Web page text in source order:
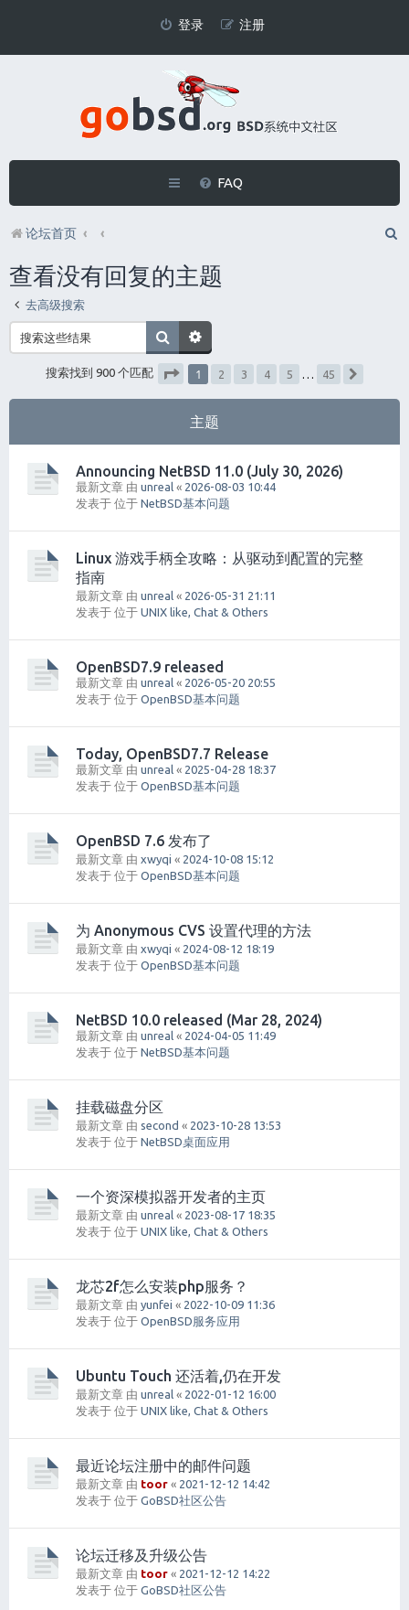
登录 注册
FAQ
论坛首页
查看没有回复的主题
去高级搜索
搜索找到 900 个匹配
1 2 3 4 5
45
主题
Announcing NetBSD 11.0 (July 30, 2026)
最新文章 由 unreal « 2026-08-03 10:44
发表于 位于 NetBSD基本问题
Linux 游戏手柄全攻略：从驱动到配置的完整
指南
最新文章 由 unreal « 2026-05-31 21:11
发表于 位于 UNIX like, Chat & Others
OpenBSD7.9 released
最新文章 由 unreal « 2026-05-20 20:55
发表于 位于 OpenBSD基本问题
Today, OpenBSD7.7 Release
最新文章 由 unreal « 2025-04-28 18:37
发表于 位于 OpenBSD基本问题
OpenBSD 7.6 发布了
最新文章 由 xwyqi « 2024-10-08 15:12
发表于 位于 OpenBSD基本问题
为 Anonymous CVS 设置代理的方法
最新文章 由 xwyqi « 2024-08-12 18:19
发表于 位于 OpenBSD基本问题
NetBSD 10.0 released (Mar 28, 2024)
最新文章 由 unreal « 2024-04-05 11:49
发表于 位于 NetBSD基本问题
挂载磁盘分区
最新文章 由 second « 2023-10-28 13:53
发表于 位于 NetBSD桌面应用
一个资深模拟器开发者的主页
最新文章 由 unreal « 2023-08-17 18:35
发表于 位于 UNIX like, Chat & Others
龙芯2f怎么安装php服务？
最新文章 由 yunfei « 2022-10-09 11:36
发表于 位于 OpenBSD服务应用
Ubuntu Touch 还活着,仍在开发
最新文章 由 unreal « 2022-01-12 16:00
发表于 位于 UNIX like, Chat & Others
最近论坛注册中的邮件问题
最新文章 由 toor « 2021-12-12 14:42
发表于 位于 GoBSD社区公告
论坛迁移及升级公告
最新文章 由 toor « 2021-12-12 14:22
发表于 位于 GoBSD社区公告